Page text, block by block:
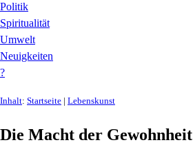
Politik
Spiritualität
Umwelt
Neuigkeiten
?
Inhalt: Startseite | Lebenskunst
Die Macht der Gewohnheit